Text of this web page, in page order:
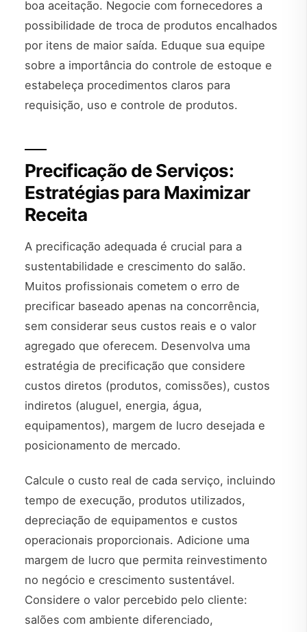
boa aceitação. Negocie com fornecedores a
possibilidade de troca de produtos encalhados
por itens de maior saída. Eduque sua equipe
sobre a importância do controle de estoque e
estabeleça procedimentos claros para
requisição, uso e controle de produtos.
Precificação de Serviços:
Estratégias para Maximizar
Receita
A precificação adequada é crucial para a
sustentabilidade e crescimento do salão.
Muitos profissionais cometem o erro de
precificar baseado apenas na concorrência,
sem considerar seus custos reais e o valor
agregado que oferecem. Desenvolva uma
estratégia de precificação que considere
custos diretos (produtos, comissões), custos
indiretos (aluguel, energia, água,
equipamentos), margem de lucro desejada e
posicionamento de mercado.
Calcule o custo real de cada serviço, incluindo
tempo de execução, produtos utilizados,
depreciação de equipamentos e custos
operacionais proporcionais. Adicione uma
margem de lucro que permita reinvestimento
no negócio e crescimento sustentável.
Considere o valor percebido pelo cliente:
salões com ambiente diferenciado,